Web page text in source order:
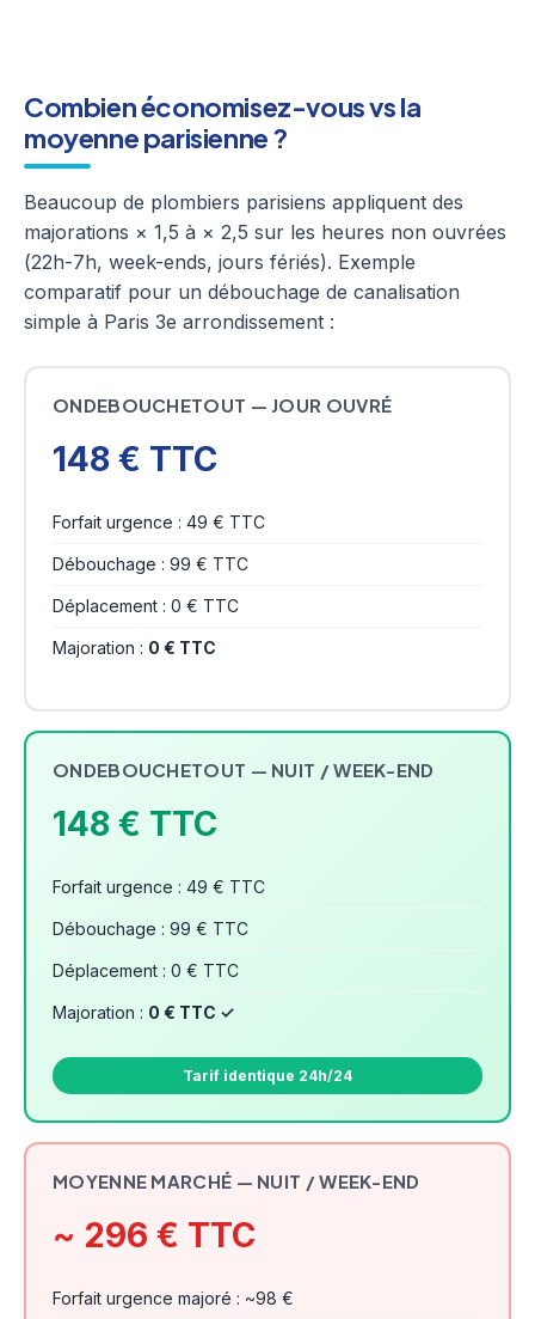
Combien économisez-vous vs la
moyenne parisienne ?
Beaucoup de plombiers parisiens appliquent des
majorations × 1,5 à × 2,5 sur les heures non ouvrées
(22h-7h, week-ends, jours fériés). Exemple
comparatif pour un débouchage de canalisation
simple à Paris 3e arrondissement :
ONDEBOUCHETOUT — JOUR OUVRÉ
148 € TTC
Forfait urgence : 49 € TTC
Débouchage : 99 € TTC
Déplacement : 0 € TTC
Majoration : 0 € TTC
ONDEBOUCHETOUT — NUIT / WEEK-END
148 € TTC
Forfait urgence : 49 € TTC
Débouchage : 99 € TTC
Déplacement : 0 € TTC
Majoration : 0 € TTC ✓
Tarif identique 24h/24
MOYENNE MARCHÉ — NUIT / WEEK-END
~ 296 € TTC
Forfait urgence majoré : ~98 €